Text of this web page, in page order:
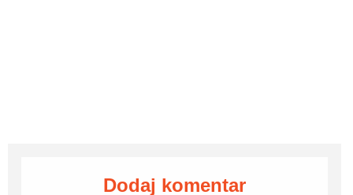
Dodaj komentar